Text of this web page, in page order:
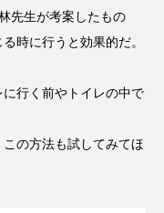
先生が考案したもの
時に行うと効果的だ。
に行く前やトイレの中で
の方法も試してみてほ